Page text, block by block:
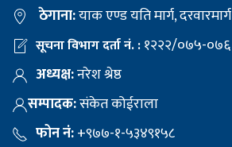
ठेगाना:याक एण्ड यति मार्ग, दरवारमार्ग
सूचना विभाग दर्ता नं. :१२२२/०७५-०७६
अध्यक्ष:नरेश श्रेष्ठ
सम्पादक:संकेत कोईराला
फोन नं:+९७७-१-५३४९१५८